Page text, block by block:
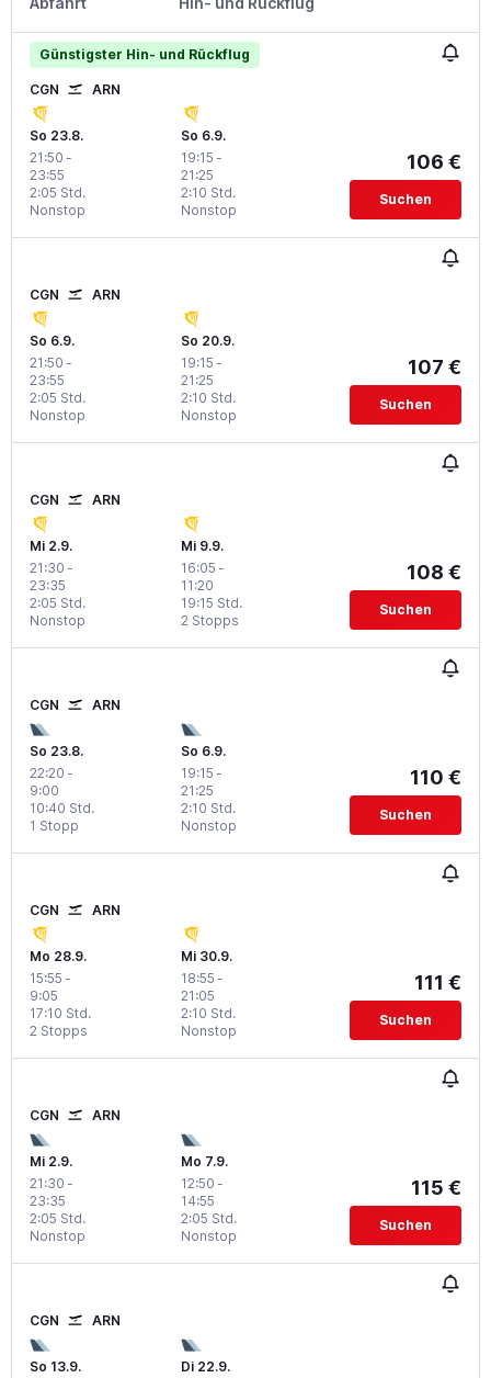
Günstigster Hin- und Rückflug
CGN ARN
So 23.8.
21:50 -
23:55
Nonstop
2:05 Std.
So 6.9.
19:15 -
21:25
Nonstop
2:10 Std.
106 €
Suchen
CGN ARN
So 6.9.
21:50 -
23:55
Nonstop
2:05 Std.
So 20.9.
19:15 -
21:25
Nonstop
2:10 Std.
107 €
Suchen
CGN ARN
Mi 2.9.
21:30 -
23:35
Nonstop
2:05 Std.
Mi 9.9.
16:05 -
11:20
2 Stopps
19:15 Std.
108 €
Suchen
CGN ARN
So 23.8.
22:20 -
9:00
1 Stopp
10:40 Std.
So 6.9.
19:15 -
21:25
Nonstop
2:10 Std.
110 €
Suchen
CGN ARN
Mo 28.9.
15:55 -
9:05
2 Stopps
17:10 Std.
Mi 30.9.
18:55 -
21:05
Nonstop
2:10 Std.
111 €
Suchen
CGN ARN
Mi 2.9.
21:30 -
23:35
Nonstop
2:05 Std.
Mo 7.9.
12:50 -
14:55
Nonstop
2:05 Std.
115 €
Suchen
CGN ARN
So 13.9.
Di 22.9.